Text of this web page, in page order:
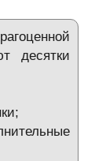
десятки